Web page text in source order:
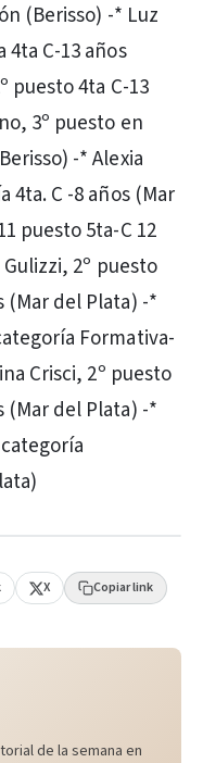
(Berisso) -* Luz
C-13 años
puesto 4ta C-13
3º puesto en
-* Alexia
4ta. C -8 años (Mar
puesto 5ta-C 12
2º puesto
(Mar del Plata) -*
Formativa-
Crisci, 2º puesto
(Mar del Plata) -*
X Copiar link
de la semana en